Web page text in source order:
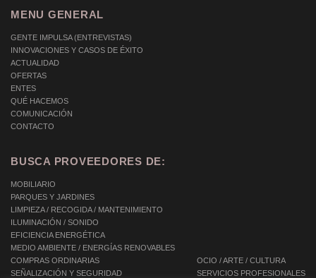
MENU GENERAL
GENTE IMPULSA (ENTREVISTAS)
INNOVACIONES Y CASOS DE ÉXITO
ACTUALIDAD
OFERTAS
ENTES
QUÉ HACEMOS
COMUNICACIÓN
CONTACTO
BUSCA PROVEEDORES DE:
MOBILIARIO
PARQUES Y JARDINES
LIMPIEZA / RECOGIDA / MANTENIMIENTO
ILUMINACIÓN / SONIDO
EFICIENCIA ENERGÉTICA
MEDIO AMBIENTE / ENERGÍAS RENOVABLES
COMPRAS ORDINARIAS
SEÑALIZACIÓN Y SEGURIDAD
OCIO / ARTE / CULTURA
SERVICIOS PROFESIONALES